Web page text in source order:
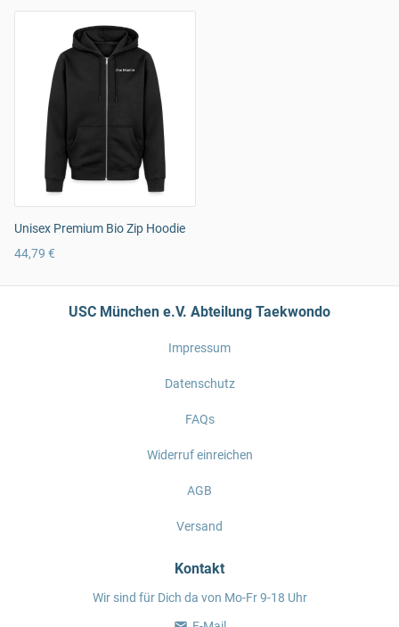
Unisex Premium Bio Zip Hoodie
44,79 €
USC München e.V. Abteilung Taekwondo
Impressum
Datenschutz
FAQs
Widerruf einreichen
AGB
Versand
Kontakt
Wir sind für Dich da von Mo-Fr 9-18 Uhr